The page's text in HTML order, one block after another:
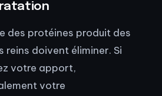
des protéines produit des
reins doivent éliminer. Si
votre apport,
votre